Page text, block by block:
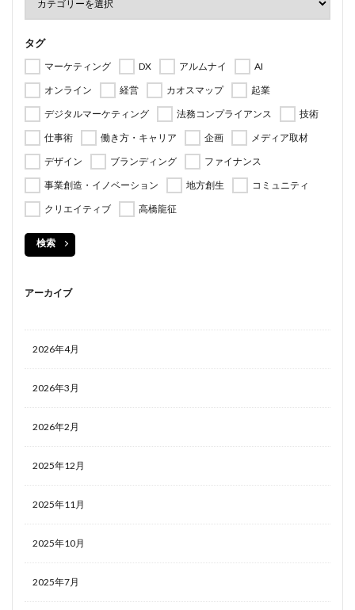
タグ
マーケティング DX アルムナイ
AI
オンライン
経営 カオスマップ
起業
デジタルマーケティング
法務コンプライアンス
技術
仕事術
働き方・キャリア 企画
メディア取材
デザイン
ブランディング
ファイナンス
事業創造・イノベーション
地方創生
コミュニティ
クリエイティブ
高橋龍征
検索
アーカイブ
2026年4月
2026年3月
2026年2月
2025年12月
2025年11月
2025年10月
2025年7月